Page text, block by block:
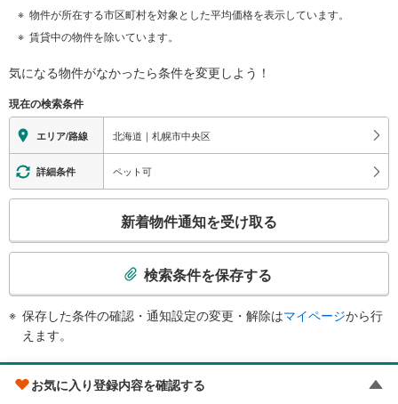
物件が所在する市区町村を対象とした平均価格を表示しています。
賃貸中の物件を除いています。
気になる物件がなかったら条件を変更しよう！
現在の検索条件
エリア/路線 北海道｜札幌市中央区
詳細条件 ペット可
検
知
を
新着物件通知を受け取る
検索条件を保存する
保存した条件の確認・通知設定の変更・解除はマイページから行
えます。
札幌市中央区の物件をランキングから探す
お気に入り登録内容を確認する